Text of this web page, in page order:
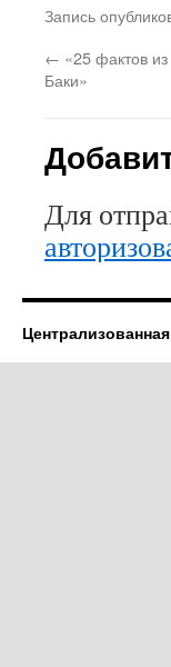
Twitter
(Открывается
новом
окне)
на
в
Запись
← «25 фактов
Баки»
Для